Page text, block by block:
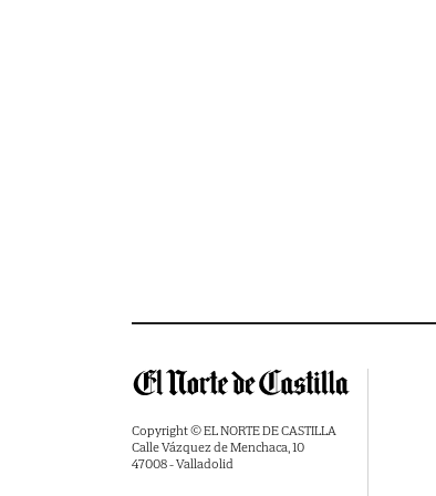
Copyright © EL NORTE DE CASTILLA
Calle Vázquez de Menchaca, 10
47008 - Valladolid